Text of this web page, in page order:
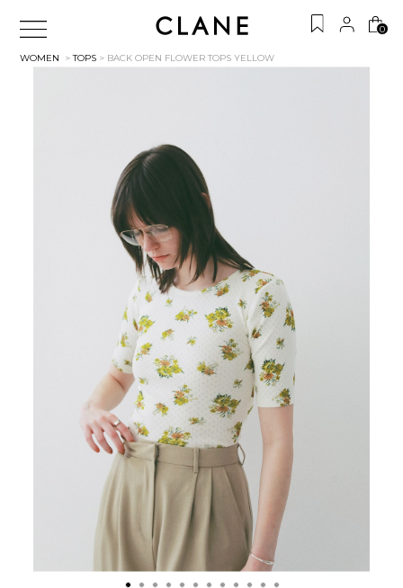
0
WOMEN >TOPS > BACK OPEN FLOWER TOPSYELLOW